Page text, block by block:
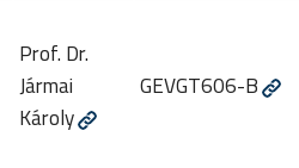
Prof. Dr.
Jármai
Károly
GEVGT606-B